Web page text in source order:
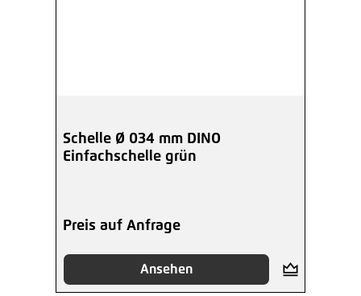
Schelle Ø 034 mm DINO
Einfachschelle grün
Preis auf Anfrage
Ansehen